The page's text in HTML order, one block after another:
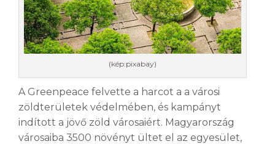
(kép:pixabay)
A Greenpeace felvette a harcot a a városi
zöldterületek védelmében, és kampányt
indított a jövő zöld városaiért. Magyarország
városaiba 3500 növényt ültet el az egyesület,